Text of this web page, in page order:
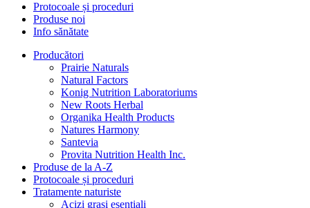
Protocoale și proceduri
Produse noi
Info sănătate
Producători
Prairie Naturals
Natural Factors
Konig Nutrition Laboratoriums
New Roots Herbal
Organika Health Products
Natures Harmony
Santevia
Provita Nutrition Health Inc.
Produse de la A-Z
Protocoale și proceduri
Tratamente naturiste
Acizi grași esențiali